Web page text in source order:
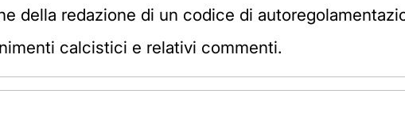
della redazione di un codice di
calcistici e relativi commenti.